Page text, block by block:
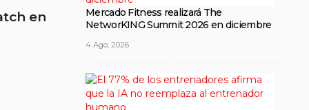
en
Mercado Fitness realizará The
NetworKING Summit 2026 en diciembre
4 Ago, 2026